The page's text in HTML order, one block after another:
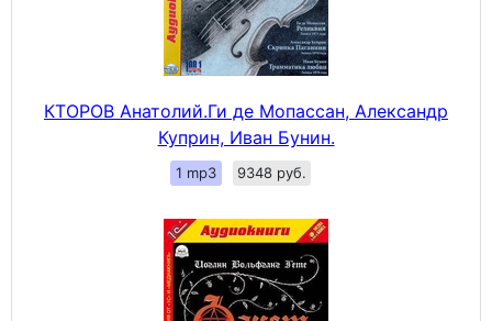
КТОРОВ Анатолий.Ги де Мопассан, Александр
Куприн, Иван Бунин.
1 mp3 9348 руб.